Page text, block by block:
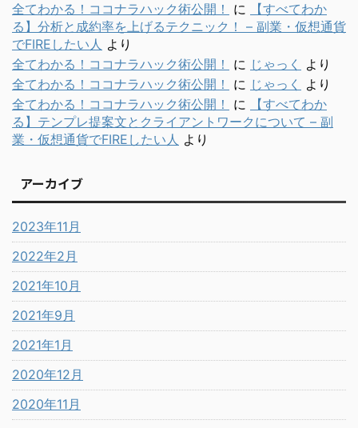
全てわかる！ココナラハック術公開！
に
【すべてわか
る】分析と成約率を上げるテクニック！ – 副業・仮想通貨
でFIREしたい人 より
全てわかる！ココナラハック術公開！
に じゃっく
より
全てわかる！ココナラハック術公開！
に じゃっく
より
全てわかる！ココナラハック術公開！
に
【すべてわか
る】テンプレ提案文とクライアントワークについて – 副
業・仮想通貨でFIREしたい人 より
アーカイブ
2023年11月
2022年2月
2021年10月
2021年9月
2021年1月
2020年12月
2020年11月